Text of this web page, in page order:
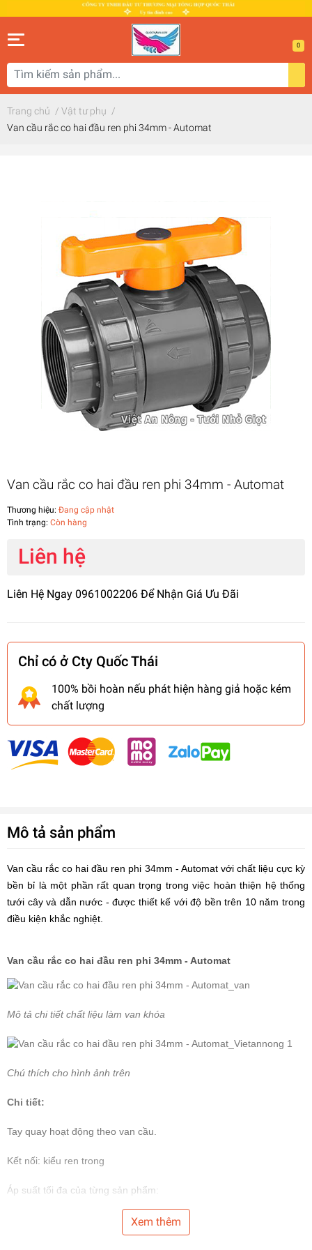
0
Trang chủ / Vật tư phụ /
Van cầu rắc co hai đầu ren phi 34mm - Automat
Van cầu rắc co hai đầu ren phi 34mm - Automat
Thương hiệu: Đang cập nhật
Tình trạng: Còn hàng
Liên hệ
Liên Hệ Ngay 0961002206 Để Nhận Giá Ưu Đãi
Chỉ có ở Cty Quốc Thái
100% bồi hoàn nếu phát hiện hàng giả hoặc kém
chất lượng
Mô tả sản phẩm
Van cầu rắc co hai đầu ren phi 34mm - Automat với chất liệu cực kỳ
bền bỉ là một phần rất quan trọng trong việc hoàn thiện hệ thống
tưới cây và dẫn nước - được thiết kế với độ bền trên 10 năm trong
điều kiện khắc nghiệt.
Van cầu rắc co hai đầu ren phi 34mm - Automat
Mô tả chi tiết chất liệu làm van khóa
Chú thích cho hình ảnh trên
Chi tiết:
Tay quay hoạt động theo van cầu.
Kết nối: kiểu ren trong
Áp suất tối đa của từng sản phẩm:
- Phi: 1", 1-1 / 2" & 2": 16 Bar / 230Psi
Xem thêm